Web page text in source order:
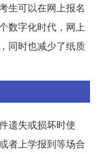
生可以在网上报名
数字化时代，网上
同时也减少了纸质
遗失或损坏时使
者上学报到等场合